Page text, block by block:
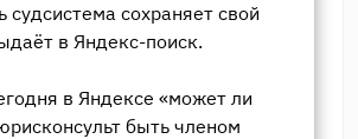
судсистема сохраняет свой
в Яндекс-поиск.
в Яндексе «может ли
быть членом